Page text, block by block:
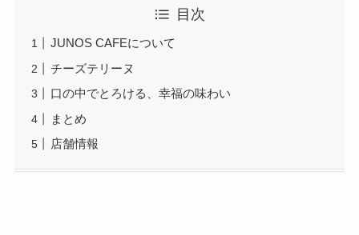
目次
JUNOS CAFEについて
チーズテリーヌ
口の中でとろける、幸福の味わい
まとめ
店舗情報